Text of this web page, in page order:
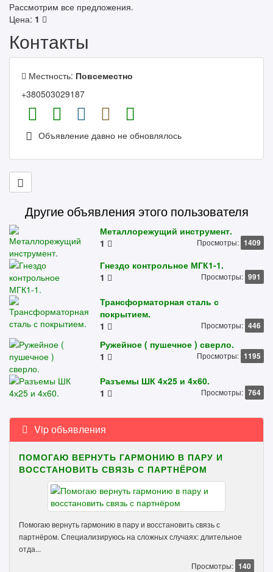
Рассмотрим все предложения.
Цена: 1
Контакты
Местность: Повсеместно
+380503029187
Объявление давно не обновлялось
Другие объявления этого пользователя
Металлорежущий инструмент.
1
Просмотры: 1409
Гнездо контрольное МГК1-1.
1
Просмотры: 991
Трансформаторная сталь с
покрытием.
1
Просмотры: 446
Ружейное ( пушечное ) сверло.
1
Просмотры: 1195
Разъемы ШК 4х25 и 4х60.
1
Просмотры: 764
Vip объявления
ПОМОГАЮ ВЕРНУТЬ ГАРМОНИЮ В ПАРУ И
ВОССТАНОВИТЬ СВЯЗЬ С ПАРТНЁРОМ
Помогаю вернуть гармонию в пару и восстановить связь с
партнёром. Специализируюсь на сложных случаях: длительное
отда...
Просмотры: 140